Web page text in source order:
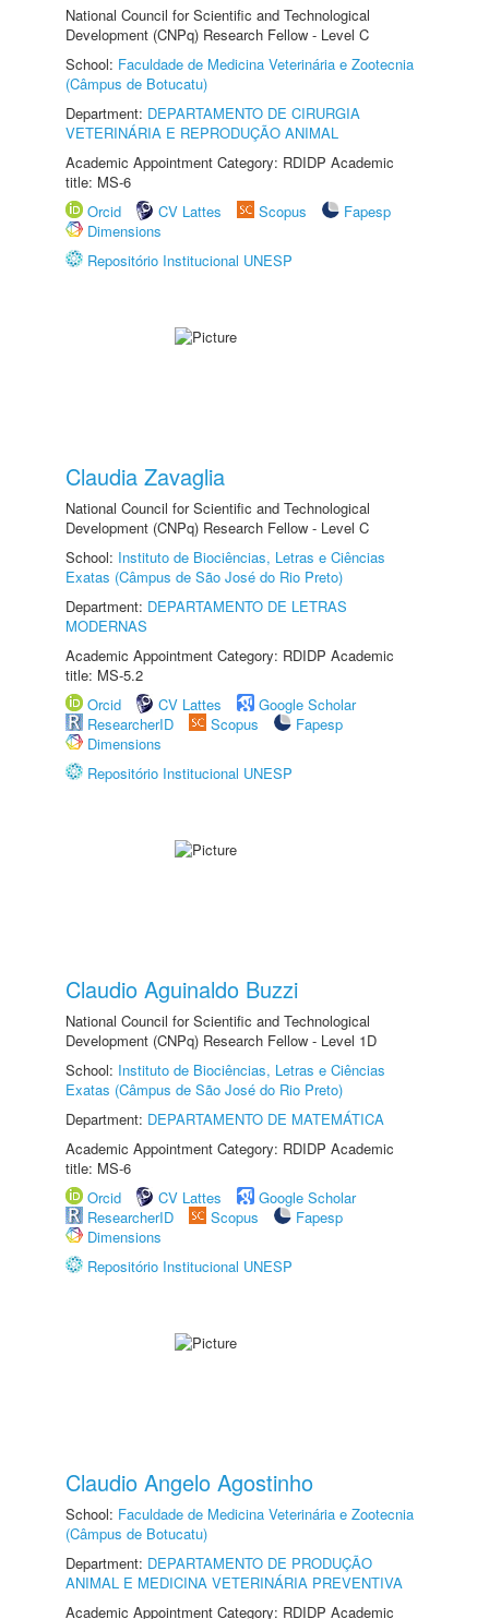
National Council for Scientific and Technological
Development (CNPq) Research Fellow - Level C
School: Faculdade de Medicina Veterinária e Zootecnia
(Câmpus de Botucatu)
Department: DEPARTAMENTO DE CIRURGIA
VETERINÁRIA E REPRODUÇÃO ANIMAL
Academic Appointment Category: RDIDP Academic
title: MS-6
Orcid
CV Lattes Scopus
Fapesp
Dimensions
Repositório Institucional UNESP
Claudia Zavaglia
National Council for Scientific and Technological
Development (CNPq) Research Fellow - Level C
School: Instituto de Biociências, Letras e Ciências
Exatas (Câmpus de São José do Rio Preto)
Department: DEPARTAMENTO DE LETRAS
MODERNAS
Academic Appointment Category: RDIDP Academic
title: MS-5.2
Orcid
CV Lattes
Google Scholar
ResearcherID
Scopus
Fapesp
Dimensions
Repositório Institucional UNESP
Claudio Aguinaldo Buzzi
National Council for Scientific and Technological
Development (CNPq) Research Fellow - Level 1D
School: Instituto de Biociências, Letras e Ciências
Exatas (Câmpus de São José do Rio Preto)
Department: DEPARTAMENTO DE MATEMÁTICA
Academic Appointment Category: RDIDP Academic
title: MS-6
Orcid
CV Lattes
Google Scholar
ResearcherID
Scopus
Fapesp
Dimensions
Repositório Institucional UNESP
Claudio Angelo Agostinho
School: Faculdade de Medicina Veterinária e Zootecnia
(Câmpus de Botucatu)
Department: DEPARTAMENTO DE PRODUÇÃO
ANIMAL E MEDICINA VETERINÁRIA PREVENTIVA
Academic Appointment Category: RDIDP Academic